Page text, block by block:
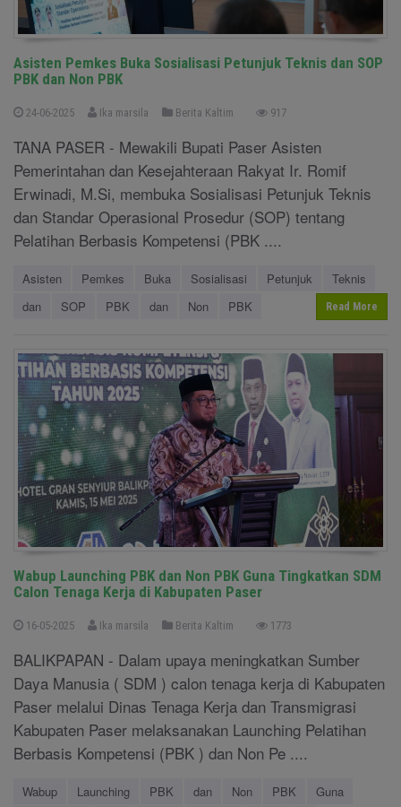
Asisten Pemkes Buka Sosialisasi Petunjuk Teknis dan SOP
PBK dan Non PBK
24-06-2025 Ika marsila Berita Kaltim 917
TANA PASER - Mewakili Bupati Paser Asisten
Pemerintahan dan Kesejahteraan Rakyat Ir. Romif
Erwinadi, M.Si, membuka Sosialisasi Petunjuk Teknis
dan Standar Operasional Prosedur (SOP) tentang
Pelatihan Berbasis Kompetensi (PBK ....
Asisten Pemkes Buka Sosialisasi Petunjuk
Teknis
dan
SOP PBK dan Non PBK Read More
Wabup Launching PBK dan Non PBK Guna Tingkatkan SDM
Calon Tenaga Kerja di Kabupaten Paser
16-05-2025 Ika marsila Berita Kaltim 1773
BALIKPAPAN - Dalam upaya meningkatkan Sumber
Daya Manusia ( SDM ) calon tenaga kerja di Kabupaten
Paser melalui Dinas Tenaga Kerja dan Transmigrasi
Kabupaten Paser melaksanakan Launching Pelatihan
Berbasis Kompetensi (PBK ) dan Non Pe ....
Wabup Launching PBK dan Non PBK
Guna